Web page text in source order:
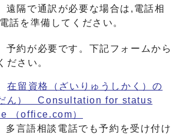
遠隔で通訳が必要な場合は,電話相
話を準備してください。
約が必要です。下記フォームから
ださい。
在留資格（ざいりゅうしかく）の
ん） Consultation for status
（office.com）
電話でも予約を受け付け